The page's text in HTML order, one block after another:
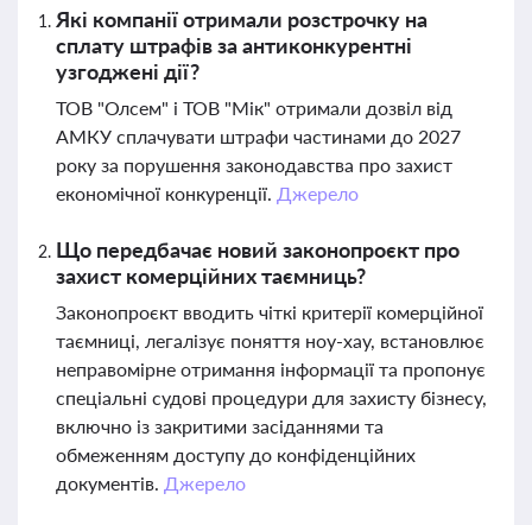
Які компанії отримали розстрочку на
сплату штрафів за антиконкурентні
узгоджені дії?
ТОВ "Олсем" і ТОВ "Мік" отримали дозвіл від
АМКУ сплачувати штрафи частинами до 2027
року за порушення законодавства про захист
економічної конкуренції. Джерело
Що передбачає новий законопроєкт про
захист комерційних таємниць?
Законопроєкт вводить чіткі критерії комерційної
таємниці, легалізує поняття ноу-хау, встановлює
неправомірне отримання інформації та пропонує
спеціальні судові процедури для захисту бізнесу,
включно із закритими засіданнями та
обмеженням доступу до конфіденційних
документів. Джерело